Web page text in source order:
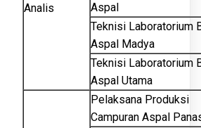
Analis
Aspal
Teknisi Laboratorium
Aspal Madya
Teknisi Laboratorium
Aspal Utama
Pelaksana Produksi
Campuran Aspal